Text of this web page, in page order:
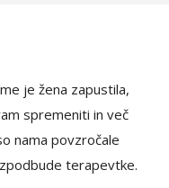
je žena zapustila,
spremeniti in več
nama povzročale
terapevtke.